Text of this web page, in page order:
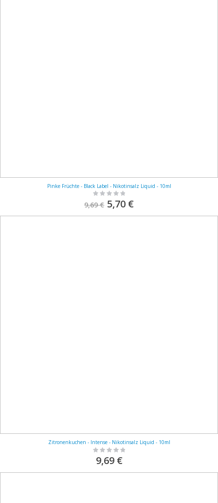
Pinke Früchte - Black Label - Nikotinsalz Liquid - 10ml
Rating:
9,69 € S
o
d
5,70 €
Zitronenkuchen - Intense - Nikotinsalz Liquid - 10ml
Rating:
9,69 €